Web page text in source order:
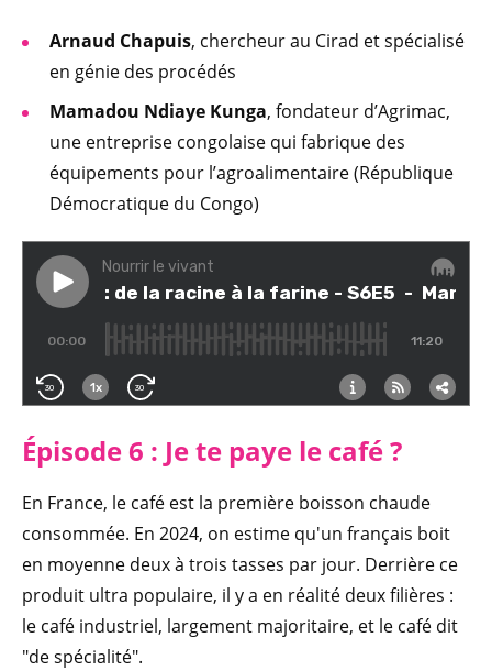
Arnaud Chapuis, chercheur au Cirad et spécialisé
en génie des procédés
Mamadou Ndiaye Kunga, fondateur d’Agrimac,
une entreprise congolaise qui fabrique des
équipements pour l’agroalimentaire (République
Démocratique du Congo)
Épisode 6 : Je te paye le café ?
En France, le café est la première boisson chaude
consommée. En 2024, on estime qu'un français boit
en moyenne deux à trois tasses par jour. Derrière ce
produit ultra populaire, il y a en réalité deux filières :
le café industriel, largement majoritaire, et le café dit
"de spécialité".